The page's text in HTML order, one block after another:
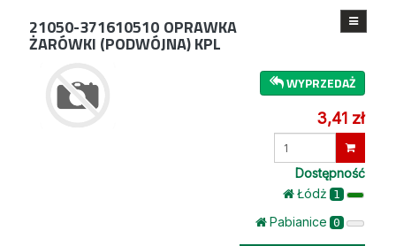
21050-371610510 OPRAWKA
ŻARÓWKI (PODWÓJNA) KPL
WYPRZEDAŻ
3,41 zł
Dostępność
Łódż 1
Pabianice 0